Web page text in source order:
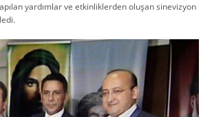
yardımlar ve etkinliklerden oluşan sinevizyon